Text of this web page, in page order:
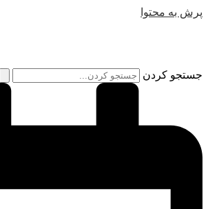
پرش به محتوا
جستجو کردن